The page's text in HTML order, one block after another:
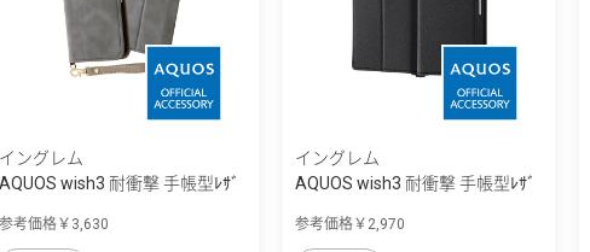
イングレム
AQUOS wish3 耐衝撃 手帳型ﾚｻﾞ
参考価格￥3,630
イングレム
AQUOS wish3 耐衝撃 手帳型ﾚｻﾞ
参考価格￥2,970